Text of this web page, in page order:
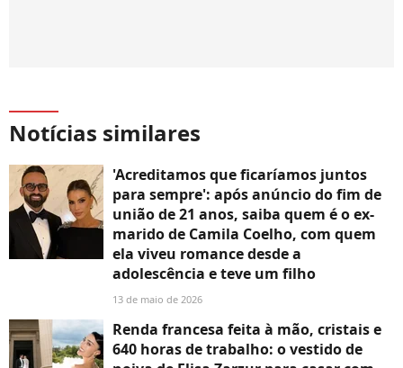
Notícias similares
'Acreditamos que ficaríamos juntos
para sempre': após anúncio do fim de
união de 21 anos, saiba quem é o ex-
marido de Camila Coelho, com quem
ela viveu romance desde a
adolescência e teve um filho
13 de maio de 2026
Renda francesa feita à mão, cristais e
640 horas de trabalho: o vestido de